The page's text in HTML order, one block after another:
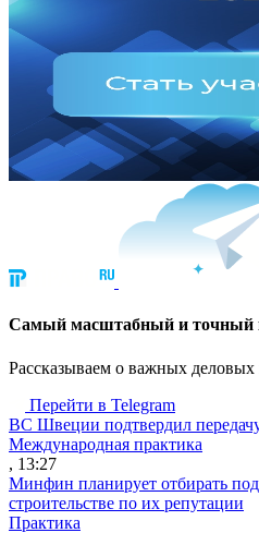
Cамый масштабный и точный
Рассказываем о важных
Перейти в Telegram
ВС Швеции подтвердил
Международная практика
, 13:27
Минфин планирует отбирать
строительстве по их репутации
Практика